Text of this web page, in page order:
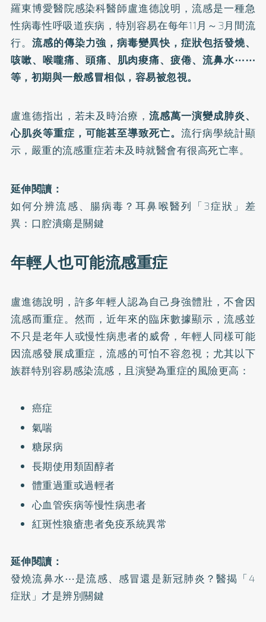
羅東博愛醫院感染科醫師盧進德說明， 流感是一種急
性病毒性呼吸道疾病，特別容易在每年11月～3月間流
行。 流感的傳染力強，病毒變異快，症狀包括發燒、
咳嗽、喉嚨痛、頭痛、肌肉痠痛、疲倦、流鼻水⋯⋯
等，初期與一般感冒相似，容易被忽視。
盧進德指出，若未及時治療，流感萬一演變成肺炎、
心肌炎等重症，可能甚至導致死亡。 流行病學統計顯
示，嚴重的流感重症若未及時就醫會有很高死亡率。
延伸閱讀：
如何分辨流感、腸病毒？耳鼻喉醫列「3症狀」差
異：口腔潰瘍是關鍵
年輕人也可能流感重症
盧進德說明，許多年輕人認為自己身強體壯，不會因
流感而重症。然而，近年來的臨床數據顯示，流感並
不只是老年人或慢性病患者的威脅，年輕人同樣可能
因流感發展成重症，流感的可怕不容忽視；尤其以下
族群特別容易感染流感，且演變為重症的風險更高：
癌症
氣喘
糖尿病
長期使用類固醇者
體重過重或過輕者
心血管疾病等慢性病患者
紅斑性狼瘡患者免疫系統異常
延伸閱讀：
發燒流鼻水⋯是流感、感冒還是新冠肺炎？醫揭「4
症狀」才是辨別關鍵